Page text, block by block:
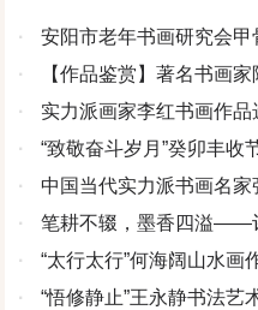
·
安阳市老年书画研究会甲
·
【作品鉴赏】著名书画
·
实力派画家李红书画作品
·
“致敬奋斗岁月”癸卯丰
·
中国当代实力派书画名家
·
笔耕不辍，墨香四溢——
·
“太行太行”何海阔山水画
·
“悟修静止”王永静书法艺